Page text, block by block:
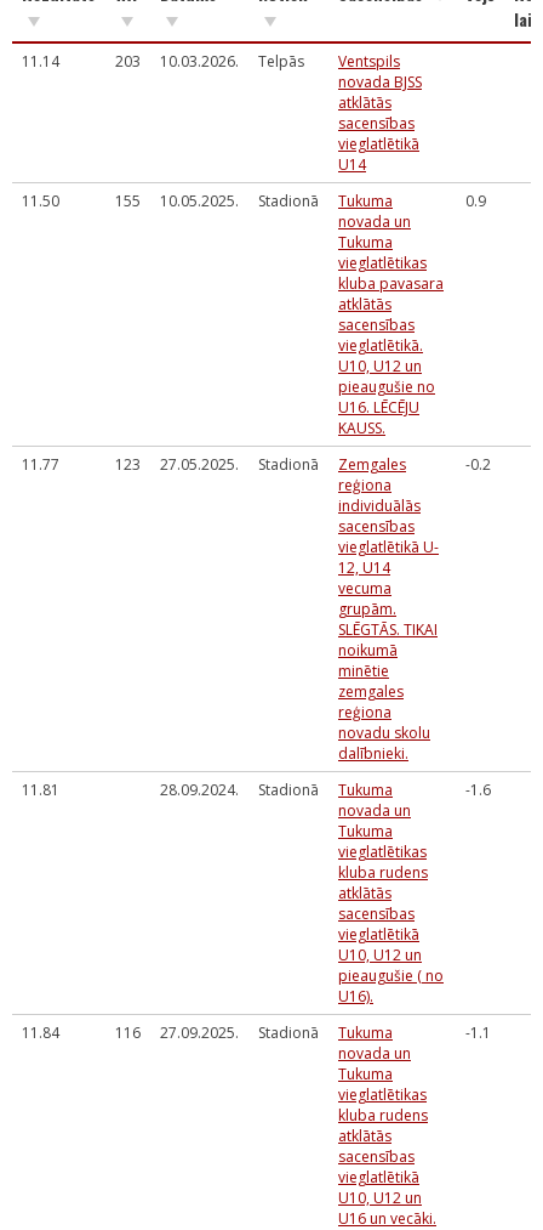
11.14 203 10.03.2026. Telpās
Ventspils
novada BJSS
atklātās
sacensības
vieglatlētikā
U14
11.50
155 10.05.2025. Stadionā
Tukuma
novada un
Tukuma
vieglatlētikas
kluba pavasara
atklātās
sacensības
vieglatlētikā.
U10, U12 un
pieaugušie no
U16. LĒCĒJU
KAUSS.
0.9
11.77 123 27.05.2025. Stadionā
Zemgales
reģiona
individuālās
sacensības
vieglatlētikā U-
12, U14
vecuma
grupām.
SLĒGTĀS. TIKAI
noikumā
minētie
zemgales
reģiona
novadu skolu
dalībnieki.
-0.2
11.81 28.09.2024. Stadionā
Tukuma
novada un
Tukuma
vieglatlētikas
kluba rudens
atklātās
sacensības
vieglatlētikā
U10, U12 un
pieaugušie ( no
U16).
-1.6
11.84 116 27.09.2025. Stadionā
Tukuma
novada un
Tukuma
vieglatlētikas
kluba rudens
atklātās
sacensības
vieglatlētikā
U10, U12 un
U16 un vecāki.
-1.1